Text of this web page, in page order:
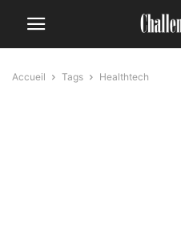
Accueil Tags Healthtech